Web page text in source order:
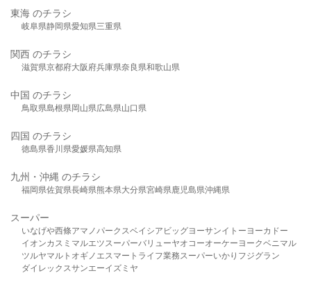
東海 のチラシ
岐阜県静岡県愛知県三重県
関西 のチラシ
滋賀県京都府大阪府兵庫県奈良県和歌山県
中国 のチラシ
鳥取県島根県岡山県広島県山口県
四国 のチラシ
徳島県香川県愛媛県高知県
九州・沖縄 のチラシ
福岡県佐賀県長崎県熊本県大分県宮崎県鹿児島県沖縄県
スーパー
いなげや西條アマノパークスベイシア ビッグヨーサンイトーヨーカドー
イオンカスミ マルエツスーパーバリューヤオコーオーケー ヨークベニマル
ツルヤマルト オギノ エスマート ライフ業務スーパーいかり フジグラン
ダイレックスサンエーイズミヤ